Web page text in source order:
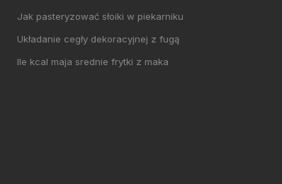
Jak pasteryzować słoiki w piekarniku
Układanie cegły dekoracyjnej z fugą
Ile kcal maja srednie frytki z maka